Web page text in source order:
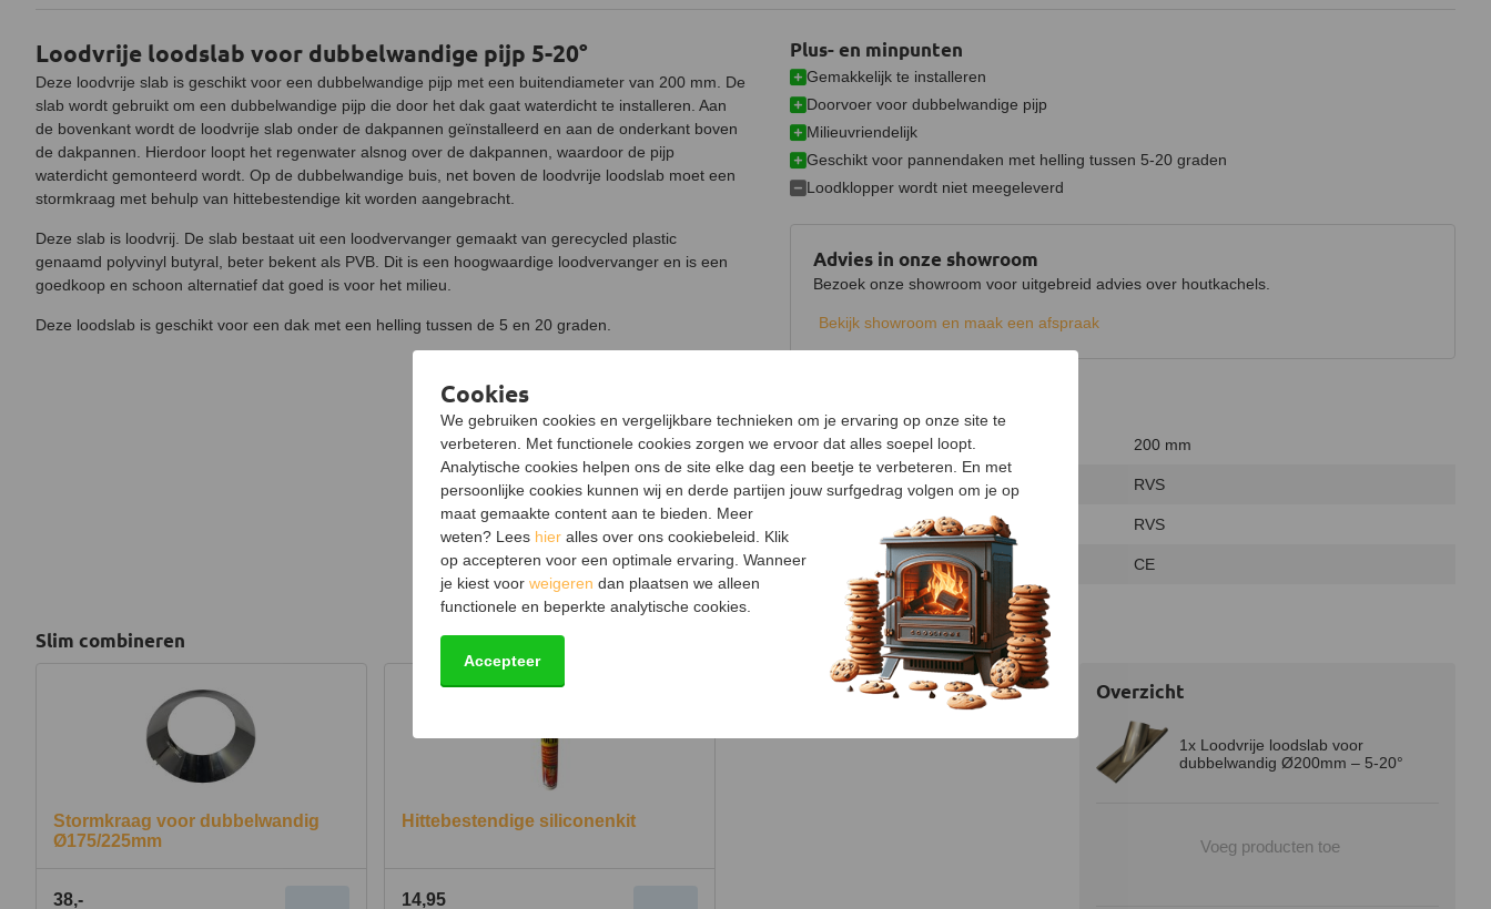
Loodvrije loodslab voor dubbelwandige pijp 5-20°
Deze loodvrije slab is geschikt voor een dubbelwandige pijp met een buitendiameter van 200 mm. De
slab wordt gebruikt om een dubbelwandige pijp die door het dak gaat waterdicht te installeren. Aan
de bovenkant wordt de loodvrije slab onder de dakpannen geïnstalleerd en aan de onderkant boven
de dakpannen. Hierdoor loopt het regenwater alsnog over de dakpannen, waardoor de pijp
waterdicht gemonteerd wordt. Op de dubbelwandige buis, net boven de loodvrije loodslab moet een
stormkraag met behulp van hittebestendige kit worden aangebracht.
Deze slab is loodvrij. De slab bestaat uit een loodvervanger gemaakt van gerecycled plastic
genaamd polyvinyl butyral, beter bekent als PVB. Dit is een hoogwaardige loodvervanger en is een
goedkoop en schoon alternatief dat goed is voor het milieu.
Deze loodslab is geschikt voor een dak met een helling tussen de 5 en 20 graden.
Plus- en minpunten
Gemakkelijk te installeren
Doorvoer voor dubbelwandige pijp
Milieuvriendelijk
Geschikt voor pannendaken met helling tussen 5-20 graden
Loodklopper wordt niet meegeleverd
Advies in onze showroom
Bezoek onze showroom voor uitgebreid advies over houtkachels.
Bekijk showroom en maak een afspraak
Product
Diameter
200 mm
Materiaal RVS
RVS
Keurmerk CE
Slim combineren
Stormkraag voor dubbelwandig
Ø175/225mm
38,-
Hittebestendige siliconenkit
14,95
Overzicht
1x Loodvrije loodslab voor
dubbelwandig Ø200mm – 5-20°
Voeg producten toe
Cookies
We gebruiken cookies en vergelijkbare technieken om je ervaring op onze site te
verbeteren. Met functionele cookies zorgen we ervoor dat alles soepel loopt.
Analytische cookies helpen ons de site elke dag een beetje te verbeteren. En met
persoonlijke cookies kunnen wij en derde partijen jouw surfgedrag volgen om je op
maat gemaakte content aan te bieden. Meer
weten? Lees hier alles over ons cookiebeleid. Klik
op accepteren voor een optimale ervaring. Wanneer
je kiest voor weigeren dan plaatsen we alleen
functionele en beperkte analytische cookies.
Accepteer